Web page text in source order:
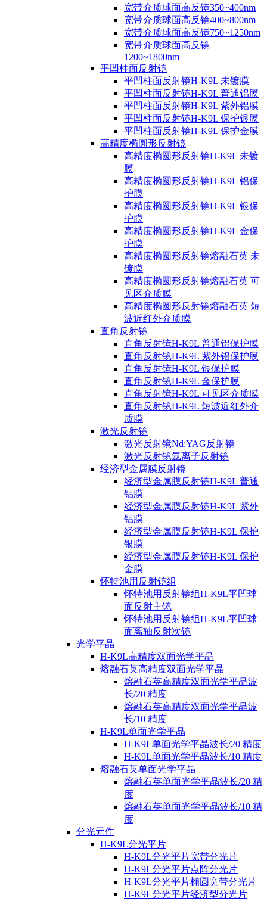
宽带介质球面高反镜350~400nm
宽带介质球面高反镜400~800nm
宽带介质球面高反镜750~1250nm
宽带介质球面高反镜
1200~1800nm
平凹柱面反射镜
平凹柱面反射镜H-K9L 未镀膜
平凹柱面反射镜H-K9L 普通铝膜
平凹柱面反射镜H-K9L 紫外铝膜
平凹柱面反射镜H-K9L 保护银膜
平凹柱面反射镜H-K9L 保护金膜
高精度椭圆形反射镜
高精度椭圆形反射镜H-K9L 未镀
膜
高精度椭圆形反射镜H-K9L 铝保
护膜
高精度椭圆形反射镜H-K9L 银保
护膜
高精度椭圆形反射镜H-K9L 金保
护膜
高精度椭圆形反射镜熔融石英 未
镀膜
高精度椭圆形反射镜熔融石英 可
见区介质膜
高精度椭圆形反射镜熔融石英 短
波近红外介质膜
直角反射镜
直角反射镜H-K9L 普通铝保护膜
直角反射镜H-K9L 紫外铝保护膜
直角反射镜H-K9L 银保护膜
直角反射镜H-K9L 金保护膜
直角反射镜H-K9L 可见区介质膜
直角反射镜H-K9L 短波近红外介
质膜
激光反射镜
激光反射镜Nd:YAG反射镜
激光反射镜氩离子反射镜
经济型金属膜反射镜
经济型金属膜反射镜H-K9L 普通
铝膜
经济型金属膜反射镜H-K9L 紫外
铝膜
经济型金属膜反射镜H-K9L 保护
银膜
经济型金属膜反射镜H-K9L 保护
金膜
怀特池用反射镜组
怀特池用反射镜组H-K9L平凹球
面反射主镜
怀特池用反射镜组H-K9L平凹球
面离轴反射次镜
光学平晶
H-K9L高精度双面光学平晶
熔融石英高精度双面光学平晶
熔融石英高精度双面光学平晶波
长/20 精度
熔融石英高精度双面光学平晶波
长/10 精度
H-K9L单面光学平晶
H-K9L单面光学平晶波长/20 精度
H-K9L单面光学平晶波长/10 精度
熔融石英单面光学平晶
熔融石英单面光学平晶波长/20 精
度
熔融石英单面光学平晶波长/10 精
度
分光元件
H-K9L分光平片
H-K9L分光平片宽带分光片
H-K9L分光平片点阵分光片
H-K9L分光平片椭圆宽带分光片
H-K9L分光平片经济型分光片